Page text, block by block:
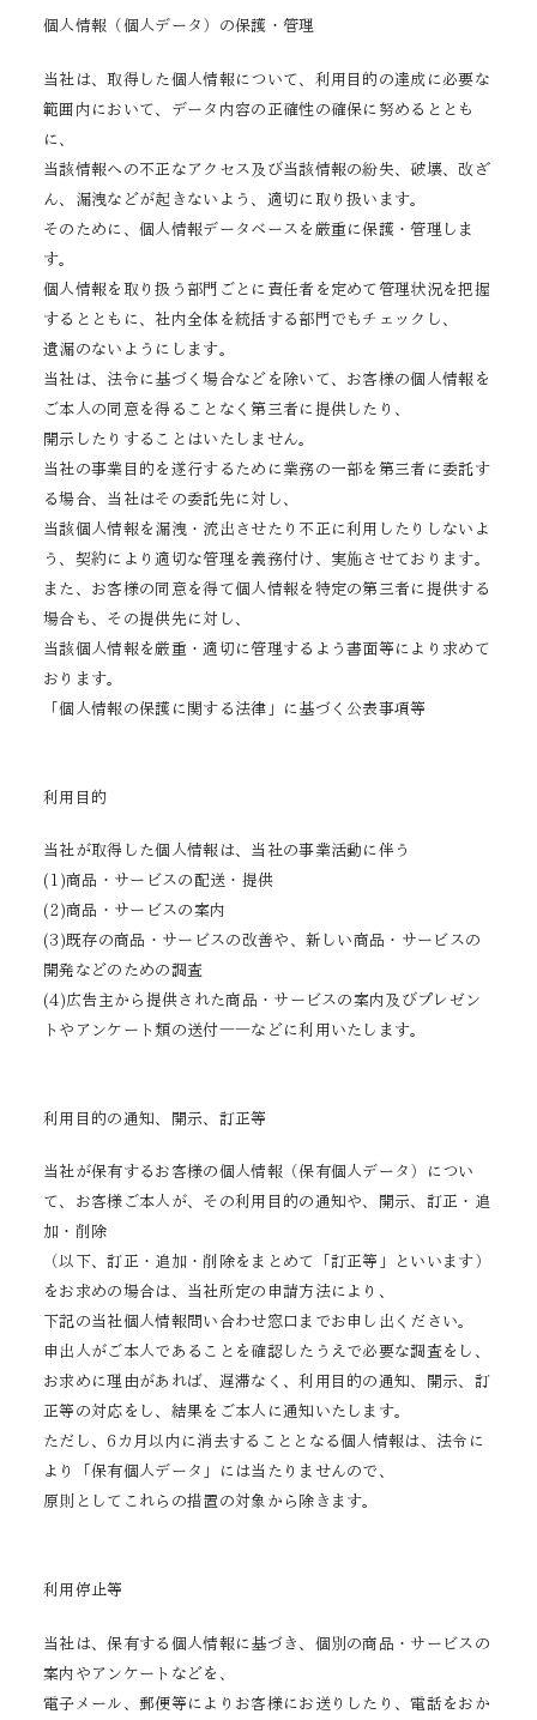
個人情報（個人データ）の保護・管理
当社は、取得した個人情報について、利用目的の達成に必要な
範囲内において、データ内容の正確性の確保に努めるととも
に、
当該情報への不正なアクセス及び当該情報の紛失、破壊、改ざ
ん、漏洩などが起きないよう、適切に取り扱います。
そのために、個人情報データベースを厳重に保護・管理しま
す。
個人情報を取り扱う部門ごとに責任者を定めて管理状況を把握
するとともに、社内全体を統括する部門でもチェックし、
遺漏のないようにします。
当社は、法令に基づく場合などを除いて、お客様の個人情報を
ご本人の同意を得ることなく第三者に提供したり、
開示したりすることはいたしません。
当社の事業目的を遂行するために業務の一部を第三者に委託す
る場合、当社はその委託先に対し、
当該個人情報を漏洩・流出させたり不正に利用したりしないよ
う、契約により適切な管理を義務付け、実施させております。
また、お客様の同意を得て個人情報を特定の第三者に提供する
場合も、その提供先に対し、
当該個人情報を厳重・適切に管理するよう書面等により求めて
おります。
「個人情報の保護に関する法律」に基づく公表事項等
利用目的
当社が取得した個人情報は、当社の事業活動に伴う
(1)商品・サービスの配送・提供
(2)商品・サービスの案内
(3)既存の商品・サービスの改善や、新しい商品・サービスの
開発などのための調査
(4)広告主から提供された商品・サービスの案内及びプレゼン
トやアンケート類の送付――などに利用いたします。
利用目的の通知、開示、訂正等
当社が保有するお客様の個人情報（保有個人データ）につい
て、お客様ご本人が、その利用目的の通知や、開示、訂正・追
加・削除
（以下、訂正・追加・削除をまとめて「訂正等」といいます）
をお求めの場合は、当社所定の申請方法により、
下記の当社個人情報問い合わせ窓口までお申し出ください。
申出人がご本人であることを確認したうえで必要な調査をし、
お求めに理由があれば、遅滞なく、利用目的の通知、開示、訂
正等の対応をし、結果をご本人に通知いたします。
ただし、6カ月以内に消去することとなる個人情報は、法令に
より「保有個人データ」には当たりませんので、
原則としてこれらの措置の対象から除きます。
利用停止等
当社は、保有する個人情報に基づき、個別の商品・サービスの
案内やアンケートなどを、
電子メール、郵便等によりお客様にお送りしたり、電話をおか